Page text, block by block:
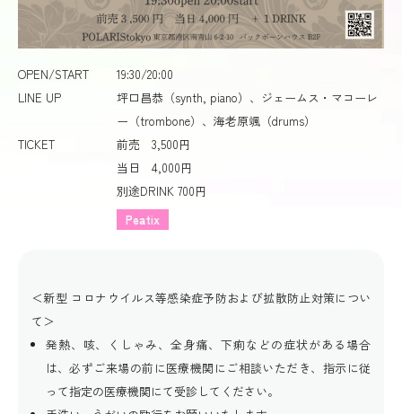
OPEN/START
19:30/20:00
LINE UP
坪口昌恭（synth, piano）、ジェームス・マコーレ
ー（trombone）、海老原颯（drums）
TICKET
前売 3,500円
当日 4,000円
別途DRINK 700円
Peatix
＜新型 コロナウイルス等感染症予防および拡散防止対策につい
て＞
発熱、咳、くしゃみ、全身痛、下痢などの症状がある場合
は、必ずご来場の前に医療機関にご相談いただき、指示に従
って指定の医療機関にて受診してください。